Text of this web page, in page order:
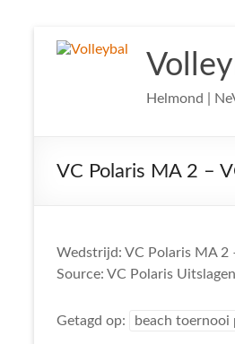
naar
Helmond |
VC Polaris MA 2 –
Wedstrijd: VC Polaris MA 2
Source: VC Polaris Uitslagen
Getagd op: beach